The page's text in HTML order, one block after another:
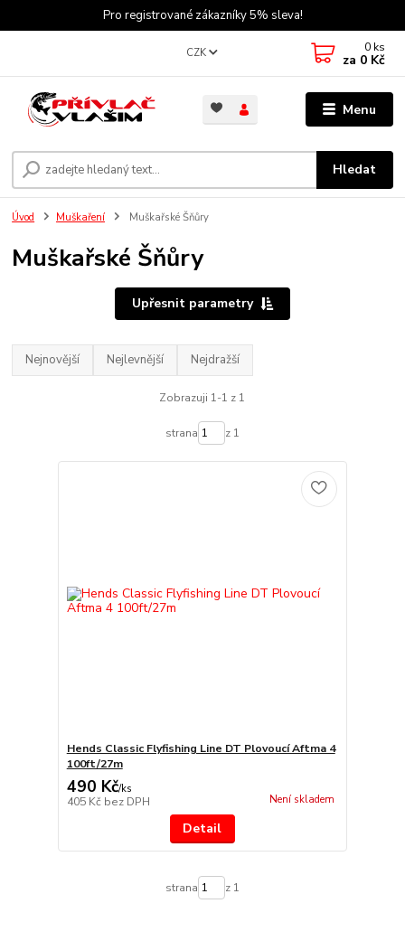
Pro registrované zákazníky 5% sleva!
Menu
CZK
Hledat
0 ks
za 0 Kč
Úvod Muškaření Muškařské Šňůry
Muškařské Šňůry
Upřesnit parametry
Nejnovější Nejlevnější Nejdražší
Zobrazuji 1-1 z 1
strana z 1
Hends Classic Flyfishing Line DT Plovoucí Aftma 4
100ft/27m
490 Kč/ks
405 Kč bez DPH Není skladem
Detail
strana z 1